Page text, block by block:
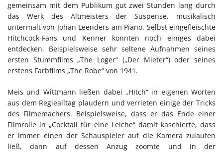
gemeinsam mit dem Publikum gut zwei Stunden lang durch
das Werk des Altmeisters der Suspense, musikalisch
untermalt von Johan Leenders am Piano. Selbst eingefleischte
Hitchcock-Fans und Kenner konnten noch einiges dabei
entdecken. Beispielsweise sehr seltene Aufnahmen seines
ersten Stummfilms „The Loger“ („Der Mieter“) oder seines
erstens Farbfilms „The Robe“ von 1941.
Meis und Wittmann ließen dabei „Hitch“ in eigenen Worten
aus dem Regiealltag plaudern und verrieten einige der Tricks
des Filmemachers. Beispielsweise, dass er das Ende einer
Filmrolle in „Cocktail für eine Leiche“ damit kaschierte, dass
er immer einen der Schauspieler auf die Kamera zulaufen
ließ, dann auf dessen Anzug zoomte und in der